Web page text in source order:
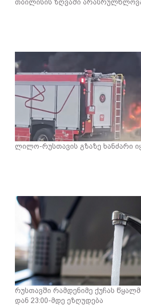
თბილისის ზღვაში
ლილო-რუსთავის გზაზე ხანძარი
რუსთავში რამდენიმე ქუჩას
დან 23:00-მდე ეზღუდება